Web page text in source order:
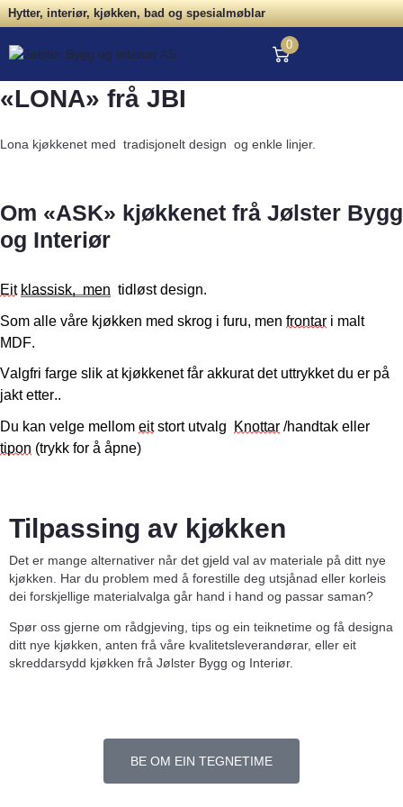
Hytter, interiør, kjøkken, bad og spesialmøblar
0
«LONA» frå JBI
Lona kjøkkenet med tradisjonelt design og enkle linjer.
Om «ASK» kjøkkenet frå Jølster Bygg
og Interiør
Eit klassisk, men tidløst design.
Som alle våre kjøkken med skrog i furu, men frontar i malt
MDF.
Valgfri farge slik at kjøkkenet får akkurat det uttrykket du er på
jakt etter..
Du kan velge mellom eitstort utvalg Knottar /handtak eller
tipon (trykk for å åpne)
Tilpassing av kjøkken
Det er mange alternativer når det gjeld val av materiale på ditt nye
kjøkken. Har du problem med å forestille deg utsjånad eller korleis
dei forskjellige materialvalga går hand i hand og passar saman?
Spør oss gjerne om rådgjeving, tips og ein teiknetime og få designa
ditt nye kjøkken, anten frå våre kvalitetsleverandørar, eller eit
skreddarsydd kjøkken frå Jølster Bygg og Interiør.
BE OM EIN TEGNETIME